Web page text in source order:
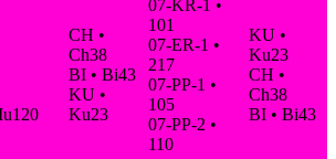
CH •
Ch38
BI • Bi43
KU •
Ku23
07-KR-1 •
101
07-ER-1 •
217
07-PP-1 •
105
07-PP-2 •
110
KU •
Ku23
CH •
Ch38
BI • Bi43